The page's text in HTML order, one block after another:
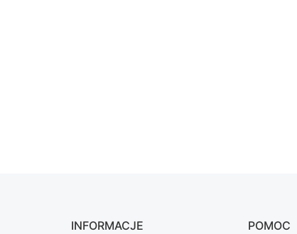
INFORMACJE POMOC